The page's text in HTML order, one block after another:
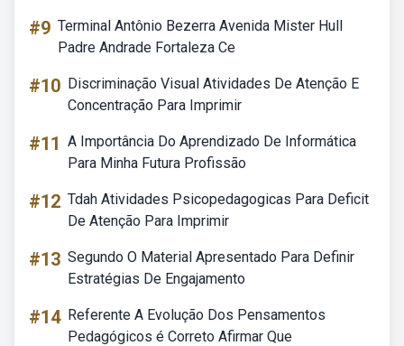
#9 Terminal Antônio Bezerra Avenida Mister Hull
Padre Andrade Fortaleza Ce
#10 Discriminação Visual Atividades De Atenção E
Concentração Para Imprimir
#11 A Importância Do Aprendizado De Informática
Para Minha Futura Profissão
#12 Tdah Atividades Psicopedagogicas Para Deficit
De Atenção Para Imprimir
#13 Segundo O Material Apresentado Para Definir
Estratégias De Engajamento
#14 Referente A Evolução Dos Pensamentos
Pedagógicos é Correto Afirmar Que